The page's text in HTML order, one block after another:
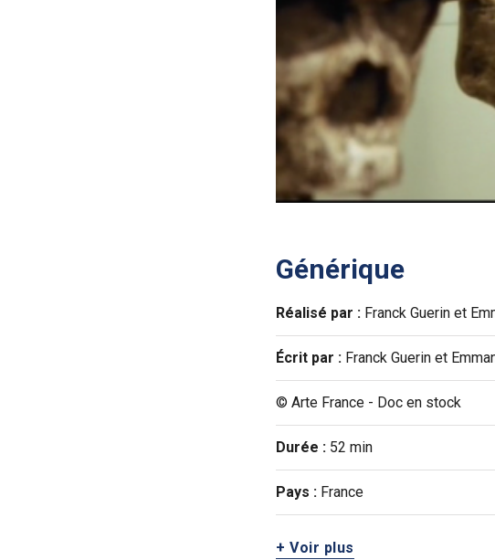
Générique
Réalisé par : Franck Guerin et
Écrit par : Franck Guerin et
© Arte France - Doc en stock
Durée : 52 min
Pays : France
+ Voir plus